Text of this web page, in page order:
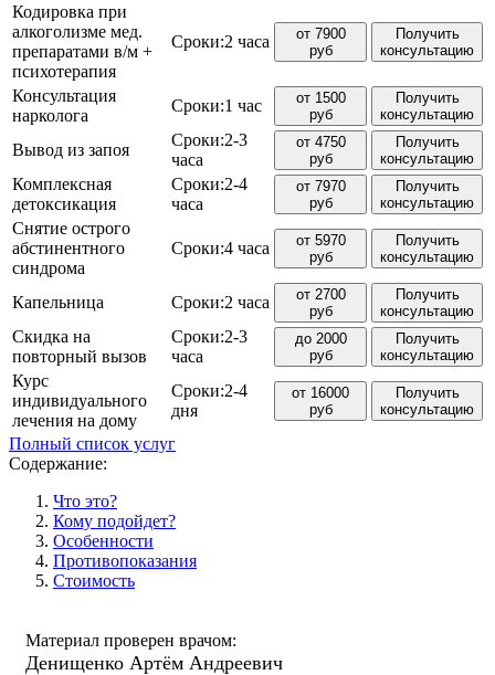
Кодировка при
алкоголизме мед.
препаратами в/м +
психотерапия
Сроки:2 часа
от 7900
руб
Получить
консультацию
Консультация
нарколога
Сроки:1 час
от 1500
руб
Получить
консультацию
Вывод из запоя
Сроки:2-3
часа
от 4750
руб
Получить
консультацию
Комплексная
детоксикация
Сроки:2-4
часа
от 7970
руб
Получить
консультацию
Снятие острого
абстинентного
синдрома
Сроки:4 часа
от 5970
руб
Получить
консультацию
Капельница Сроки:2 часа
от 2700
руб
Получить
консультацию
Скидка на
повторный вызов
Сроки:2-3
часа
до 2000
руб
Получить
консультацию
Курс
индивидуального
лечения на дому
Сроки:2-4
дня
от 16000
руб
Получить
консультацию
Полный список услуг
Содержание:
Что это?
Кому подойдет?
Особенности
Противопоказания
Стоимость
Материал проверен врачом:
Денищенко Артём Андреевич